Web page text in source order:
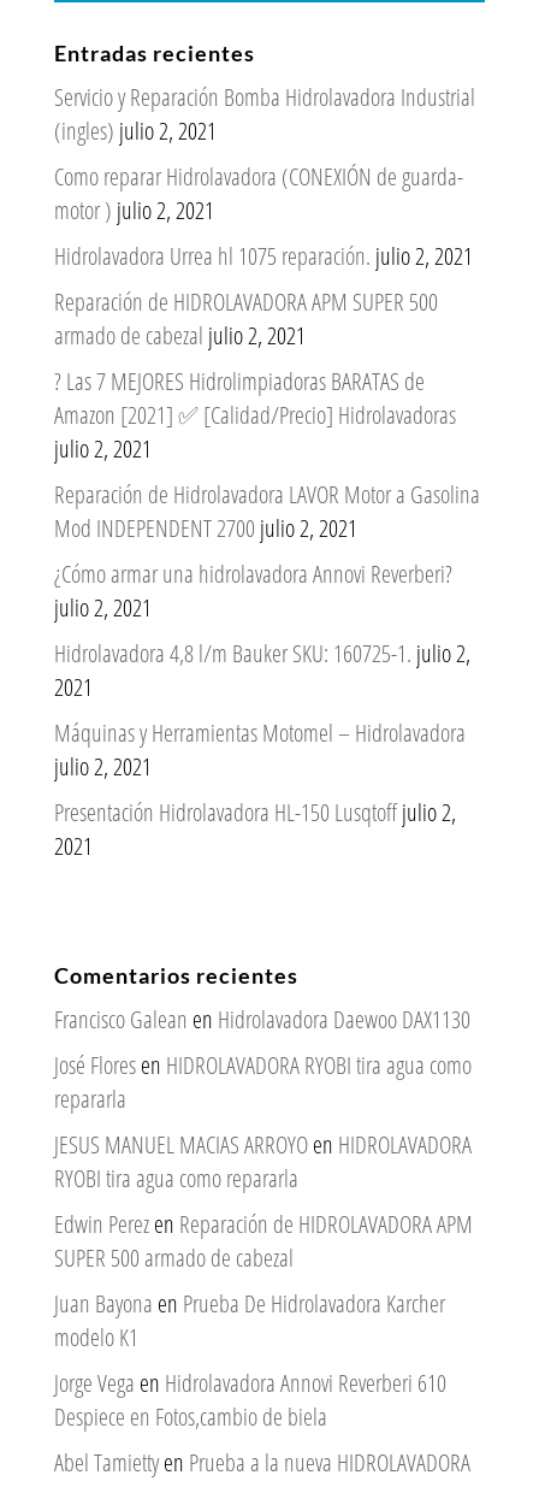
Entradas recientes
Servicio y Reparación Bomba Hidrolavadora Industrial
(ingles) julio 2, 2021
Como reparar Hidrolavadora (CONEXIÓN de guarda-
motor ) julio 2, 2021
Hidrolavadora Urrea hl 1075 reparación. julio 2, 2021
Reparación de HIDROLAVADORA APM SUPER 500
armado de cabezal julio 2, 2021
? Las 7 MEJORES Hidrolimpiadoras BARATAS de
Amazon [2021] ✅ [Calidad/Precio] Hidrolavadoras
julio 2, 2021
Reparación de Hidrolavadora LAVOR Motor a Gasolina
Mod INDEPENDENT 2700 julio 2, 2021
¿Cómo armar una hidrolavadora Annovi Reverberi?
julio 2, 2021
Hidrolavadora 4,8 l/m Bauker SKU: 160725-1. julio 2,
2021
Máquinas y Herramientas Motomel – Hidrolavadora
julio 2, 2021
Presentación Hidrolavadora HL-150 Lusqtoffjulio 2,
2021
Comentarios recientes
Francisco Galean en Hidrolavadora Daewoo DAX1130
José Floresen HIDROLAVADORA RYOBI tira agua como
repararla
JESUS MANUEL MACIAS ARROYOen HIDROLAVADORA
RYOBI tira agua como repararla
Edwin Perezen Reparación de HIDROLAVADORA APM
SUPER 500 armado de cabezal
Juan Bayona en Prueba De Hidrolavadora Karcher
modelo K1
Jorge Vega en Hidrolavadora Annovi Reverberi 610
Despiece en Fotos,cambio de biela
Abel Tamiettyen Prueba a la nueva HIDROLAVADORA